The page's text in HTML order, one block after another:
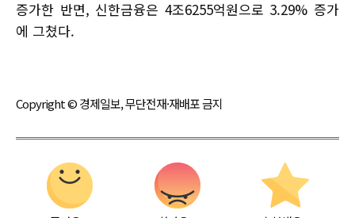
증가한 반면, 신한금융은 4조6255억원으로 3.29% 증가
에 그쳤다.
Copyright © 경제일보, 무단전재·재배포 금지